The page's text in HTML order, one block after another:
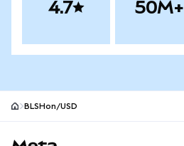
4.7 50M+
BLSHon/USD